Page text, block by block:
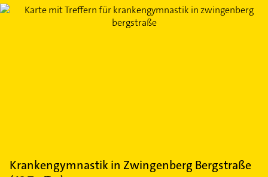
Krankengymnastikin Zwingenberg Bergstraße